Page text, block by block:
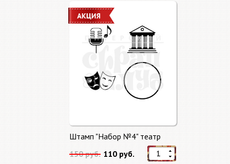
Штамп "Набор №4" театр
150 руб. 110 руб.